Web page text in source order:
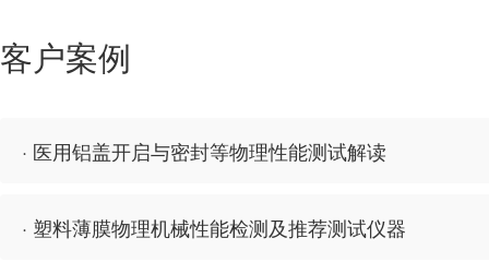
客户案例
· 医用铝盖开启与密封等物理性能测试解读
· 塑料薄膜物理机械性能检测及推荐测试仪器